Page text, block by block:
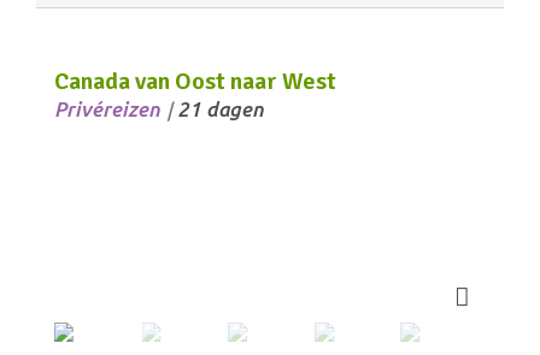
Canada van Oost naar West
Privéreizen / 21 dagen